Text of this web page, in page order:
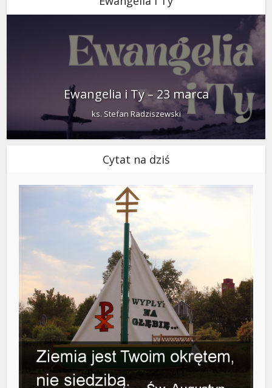
Ewangelia i Ty – 23 marca
ks. Stefan Radziszewski
Cytat na dziś